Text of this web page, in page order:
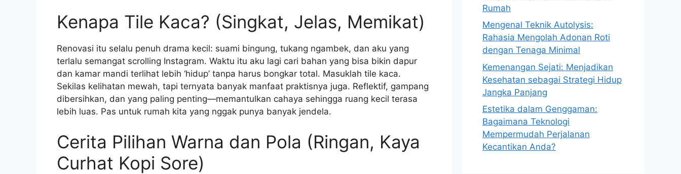
Kenapa Tile Kaca? (Singkat, Jelas, Memikat)
Renovasi itu selalu penuh drama kecil: suami bingung, tukang ngambek, dan aku yang
terlalu semangat scrolling Instagram. Waktu itu aku lagi cari bahan yang bisa bikin dapur
dan kamar mandi terlihat lebih ‘hidup’ tanpa harus bongkar total. Masuklah tile kaca.
Sekilas kelihatan mewah, tapi ternyata banyak manfaat praktisnya juga. Reflektif, gampang
dibersihkan, dan yang paling penting—memantulkan cahaya sehingga ruang kecil terasa
lebih luas. Pas untuk rumah kita yang nggak punya banyak jendela.
Cerita Pilihan Warna dan Pola (Ringan, Kaya
Curhat Kopi Sore)
Rumah
Mengenal Teknik Autolysis:
Rahasia Mengolah Adonan Roti
dengan Tenaga Minimal
Kemenangan Sejati: Menjadikan
Kesehatan sebagai Strategi Hidup
Jangka Panjang
Estetika dalam Genggaman:
Bagaimana Teknologi
Mempermudah Perjalanan
Kecantikan Anda?